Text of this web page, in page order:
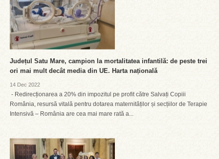
Județul Satu Mare, campion la mortalitatea infantilă: de peste trei
ori mai mult decât media din UE. Harta națională
14 Dec 2022
- Redirecționarea a 20% din impozitul pe profit către Salvați Copiii
România, resursă vitală pentru dotarea maternităților și secțiilor de Terapie
Intensivă – România are cea mai mare rată a...